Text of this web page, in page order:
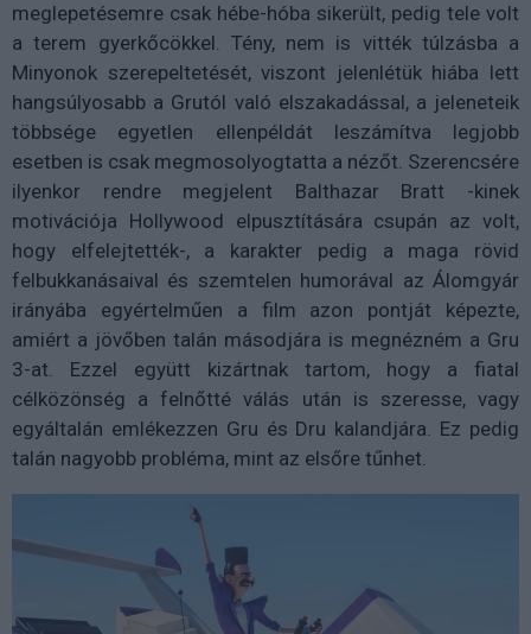
meglepetésemre csak hébe-hóba sikerült, pedig tele volt
a terem gyerkőcökkel. Tény, nem is vitték túlzásba a
Minyonok szerepeltetését, viszont jelenlétük hiába lett
hangsúlyosabb a Grutól való elszakadással, a jeleneteik
többsége egyetlen ellenpéldát leszámítva legjobb
esetben is csak megmosolyogtatta a nézőt. Szerencsére
ilyenkor rendre megjelent Balthazar Bratt -kinek
motivációja Hollywood elpusztítására csupán az volt,
hogy elfelejtették-, a karakter pedig a maga rövid
felbukkanásaival és szemtelen humorával az Álomgyár
irányába egyértelműen a film azon pontját képezte,
amiért a jövőben talán másodjára is megnézném a Gru
3-at. Ezzel együtt kizártnak tartom, hogy a fiatal
célközönség a felnőtté válás után is szeresse, vagy
egyáltalán emlékezzen Gru és Dru kalandjára. Ez pedig
talán nagyobb probléma, mint az elsőre tűnhet.